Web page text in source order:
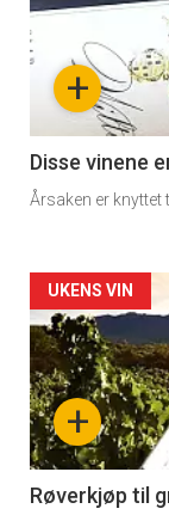
akkurat
nå
3
+
Disse vinene
Årsaken er knyttet
Forsiden
akkurat
nå
-
4
+
UKENS VIN
Røverkjøp til